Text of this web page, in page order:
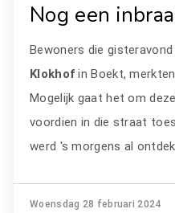
Nog een
Bewoners die
Klokhof in Boekt,
Mogelijk gaat het om
voordien in die straat
werd 's morgens al
Woensdag 28 februari 2024